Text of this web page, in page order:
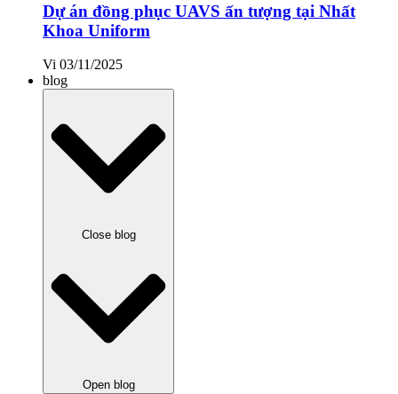
Dự án đồng phục UAVS ấn tượng tại Nhất
Khoa Uniform
Vi 03/11/2025
blog
Close blog
Open blog